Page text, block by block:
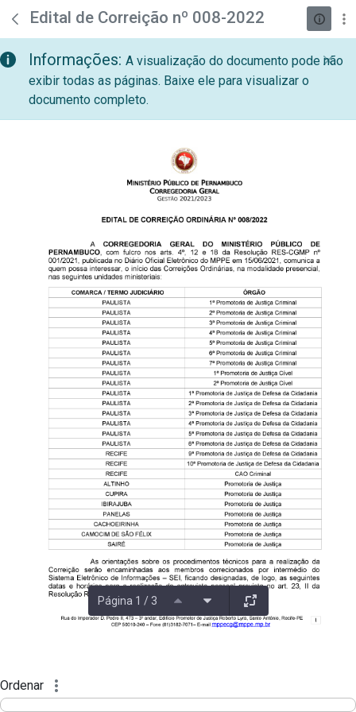
Pular para o Conteúdo principal
teste descricao
Edital de Correição nº 008-2022
Informações: A visualização do documento pode não
exibir todas as páginas. Baixe ele para visualizar o
documento completo.
Página 1 / 3
Ordenar